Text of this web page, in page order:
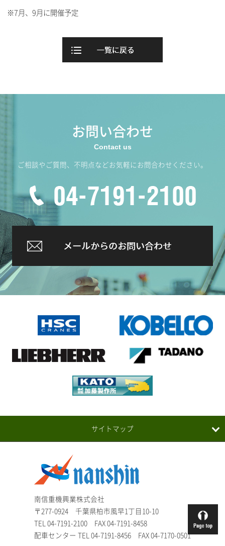
※7月、9月に開催予定
お問い合わせ
ご相談やご質問、不明点などお気軽にお問合わせください。
サイトマップ
南信重機興業株式会社
〒277-0924 千葉県柏市風早1丁目10-10
TEL 04-7191-2100 FAX 04-7191-8458
配車センター TEL 04-7191-8456 FAX 04-7170-0501